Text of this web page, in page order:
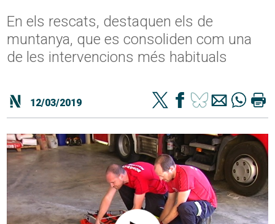
En els rescats, destaquen els de
muntanya, que es consoliden com una
de les intervencions més habituals
12/03/2019